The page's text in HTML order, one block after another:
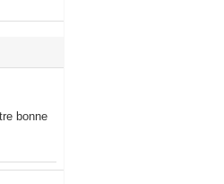
bonne